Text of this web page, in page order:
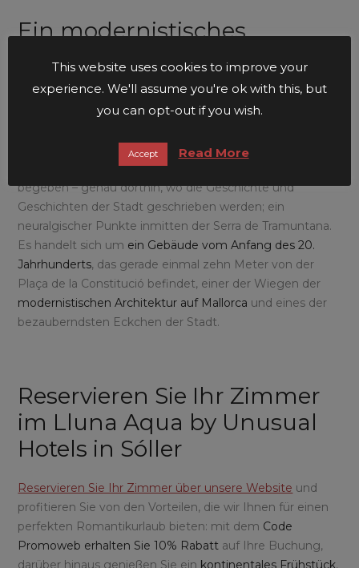
Ein modernistisches
Gebäude mit viel Charme,
das von Unusual Hotels in
Sóller wiedereröffnet wurde
Um unser außergewöhnliches,modernistisches
zu finden, müssen Sie sich ins
begeben – genau dorthin, wo die Geschichte und
Geschichten der Stadt geschrieben werden; ein
neuralgischer Punkte inmitten der Serra de Tramuntana.
Es handelt sich um ein Gebäude vom Anfang des 20.
Jahrhunderts, das gerade einmal zehn Meter von der
Plaça de la Constitució befindet, einer der Wiegen der
modernistischen Architektur auf Mallorca und eines der
bezauberndsten Eckchen der Stadt.
Reservieren Sie Ihr Zimmer
im Lluna Aqua by Unusual
Hotels in Sóller
Reservieren Sie Ihr Zimmer über unsere Website und
profitieren Sie von den Vorteilen, die wir Ihnen für einen
perfekten Romantikurlaub bieten: mit dem Code
Promoweb erhalten Sie 10% Rabatt auf Ihre Buchung,
darüber hinaus genießen Sie ein kontinentales Frühstück,
This website uses cookies to improve your
experience. We'll assume you're ok with this, but
you can opt-out if you wish.
Accept Read More